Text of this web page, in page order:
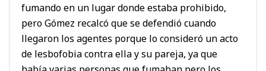
fumando en un lugar donde estaba prohibido,
pero Gómez recalcó que se defendió cuando
llegaron los agentes porque lo consideró un acto
de lesbofobia contra ella y su pareja, ya que